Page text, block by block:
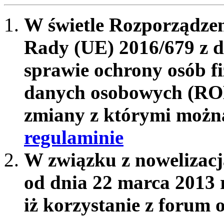
W świetle
Rady (UE) 2016/679 z
sprawie ochrony osób
danych osobowych
zmiany z którymi
regulaminie
W związku z
od dnia 22 marca
iż korzystanie z forum